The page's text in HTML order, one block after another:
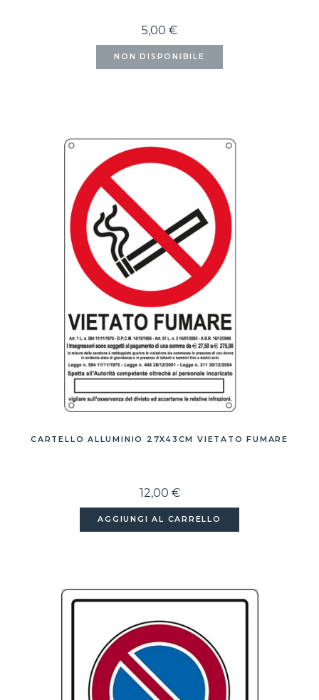
5,00 €
NON DISPONIBILE
CARTELLO ALLUMINIO 27X43CM VIETATO FUMARE
12,00 €
AGGIUNGI AL CARRELLO